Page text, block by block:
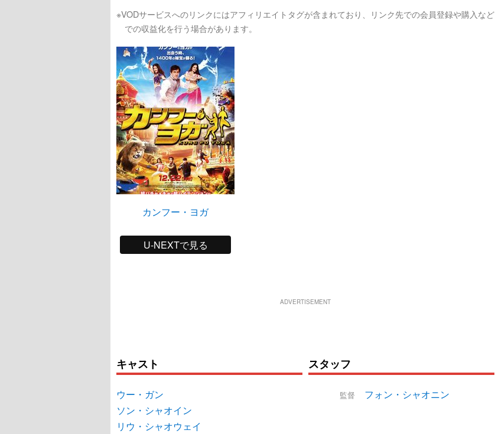
※VODサービスへのリンクにはアフィリエイトタグが含まれており、リンク先での会員登録や購入など
での収益化を行う場合があります。
カンフー・ヨガ
U-NEXTで見る
ADVERTISEMENT
キャスト
ウー・ガン
ソン・シャオイン
リウ・シャオウェイ
スタッフ
監督 フォン・シャオニン